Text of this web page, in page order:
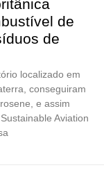
de
de
localizado em
conseguiram
e assim
Aviation